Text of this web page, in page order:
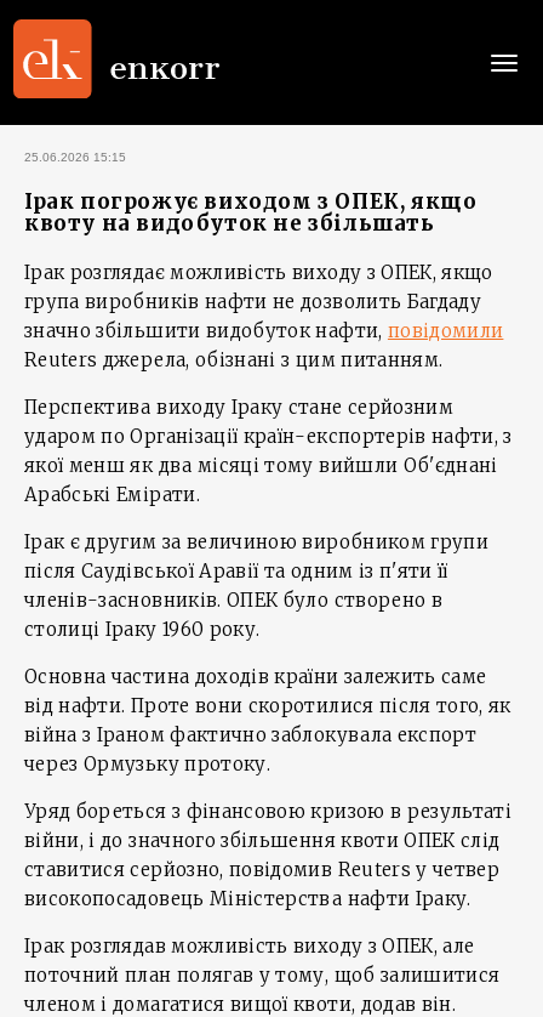
25.06.2026 15:15
Ірак погрожує виходом з ОПЕК, якщо
квоту на видобуток не збільшать
Ірак розглядає можливість виходу з ОПЕК, якщо
група виробників нафти не дозволить Багдаду
значно збільшити видобуток нафти, повідомили
Reuters джерела, обізнані з цим питанням.
Перспектива виходу Іраку стане серйозним
ударом по Організації країн-експортерів нафти, з
якої менш як два місяці тому вийшли Об'єднані
Арабські Емірати.
Ірак є другим за величиною виробником групи
після Саудівської Аравії та одним із п'яти її
членів-засновників. ОПЕК було створено в
столиці Іраку 1960 року.
Основна частина доходів країни залежить саме
від нафти. Проте вони скоротилися після того, як
війна з Іраном фактично заблокувала експорт
через Ормузьку протоку.
Уряд бореться з фінансовою кризою в результаті
війни, і до значного збільшення квоти ОПЕК слід
ставитися серйозно, повідомив Reuters у четвер
високопосадовець Міністерства нафти Іраку.
Ірак розглядав можливість виходу з ОПЕК, але
поточний план полягав у тому, щоб залишитися
членом і домагатися вищої квоти, додав він.